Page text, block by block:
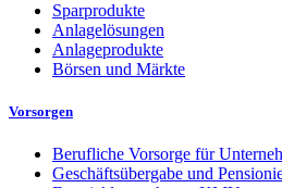
Sparprodukte
Anlagelösungen
Anlageprodukte
Börsen und Märkte
Vorsorgen
Berufliche Vorsorge für
Geschäftsübergabe und